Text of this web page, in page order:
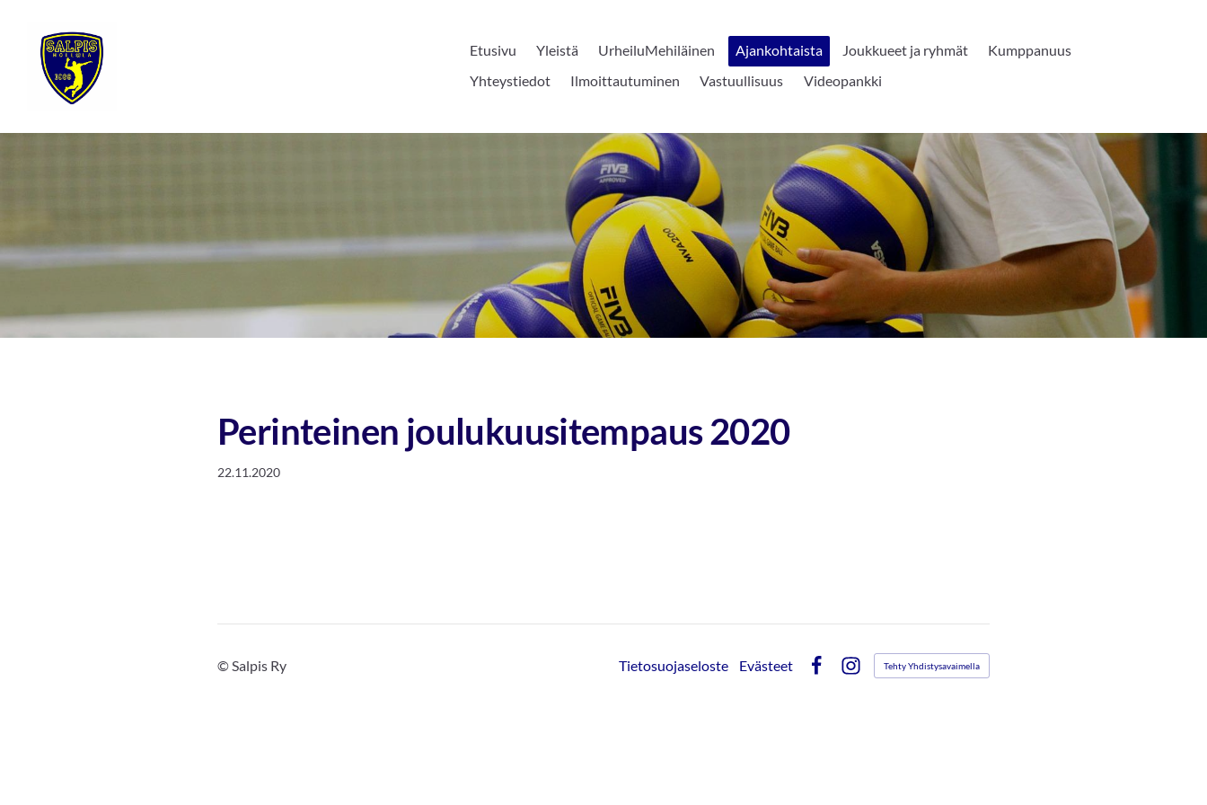
sisältöön
Sivuston etusivulle
Etusivu Yleistä UrheiluMehiläinen Ajankohtaista Joukkueet ja ryhmät
Kumppanuus
Yhteystiedot
Ilmoittautuminen Vastuullisuus Videopankki
Perinteinen joulukuusitempaus 2020
22.11.2020
©Salpis Ry Tietosuojaseloste
Evästeet
Instagram
Tehty Yhdistysavaimella